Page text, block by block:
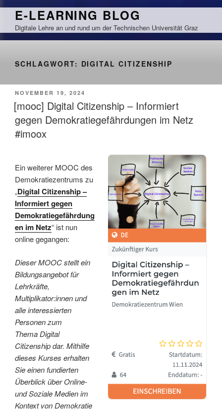
Zum
springen
E-LEARNING BLOG
Digitale Lehre an und rund um der Technischen Universität Graz
SCHLAGWORT: DIGITAL CITIZENSHIP
VERÖFFENTLICHT
AM
NOVEMBER 19, 2024
[mooc] Digital Citizenship – Informiert
gegen Demokratiegefährdungen im Netz
#imoox
Ein weiterer MOOC des
Demokratiezentrums zu
„Digital Citizenship –
Informiert gegen
Demokratiegefährdung
en im Netz“ ist nun
online gegangen:
Dieser MOOC stellt ein
Bildungsangebot für
Lehrkräfte,
Multiplikator:innen und
alle interessierten
Personen zum
Thema Digital
Citizenship dar. Mithilfe
dieses Kurses erhalten
Sie einen fundierten
Überblick über Online-
und Soziale Medien im
Kontext von Demokratie